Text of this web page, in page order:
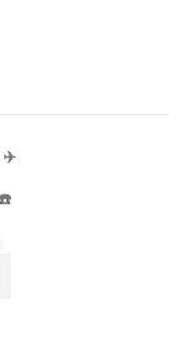
✈️
☎️